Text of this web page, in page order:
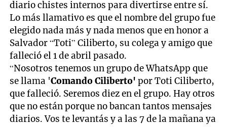
diario chistes internos para divertirse entre sí.
Lo más llamativo es que el nombre del grupo fue
elegido nada más y nada menos que en honor a
Salvador “Toti” Ciliberto, su colega y amigo que
falleció el 1 de abril pasado.
“Nosotros tenemos un grupo de WhatsApp que
se llama 'Comando Ciliberto' por Toti Ciliberto,
que falleció. Seremos diez en el grupo. Hay otros
que no están porque no bancan tantos mensajes
diarios. Vos te levantás y a las 7 de la mañana ya